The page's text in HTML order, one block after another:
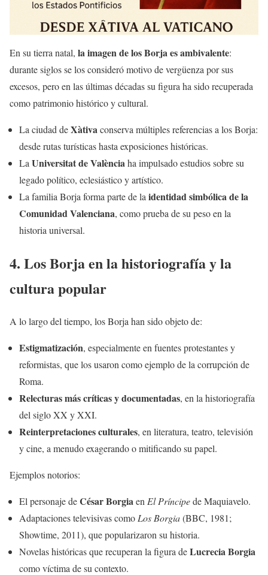
En su tierra natal, la imagen de los Borja es ambivalente:
durante siglos se los consideró motivo de vergüenza por sus
excesos, pero en las últimas décadas su figura ha sido recuperada
como patrimonio histórico y cultural.
La ciudad deXàtivaconserva múltiples referencias a los Borja:
desde rutas turísticas hasta exposiciones históricas.
La Universitat de Valènciaha impulsado estudios sobre su
legado político, eclesiástico y artístico.
La familia Borja forma parte de la identidad simbólica de la
Comunidad Valenciana, como prueba de su peso en la
historia universal.
4. Los Borja en la historiografía y la
cultura popular
A lo largo del tiempo, los Borja han sido objeto de:
Estigmatización, especialmente en fuentes protestantes y
reformistas, que los usaron como ejemplo de la corrupción de
Roma.
Relecturas más críticas y documentadas, en la historiografía
del siglo XX y XXI.
Reinterpretaciones culturales, en literatura, teatro, televisión
y cine, a menudo exagerando o mitificando su papel.
Ejemplos notorios:
El personaje deCésar Borgia en El Príncipede Maquiavelo.
Adaptaciones televisivas como Los Borgia(BBC, 1981;
Showtime, 2011), que popularizaron su historia.
Novelas históricas que recuperan la figura deLucrecia Borgia
como víctima de su contexto.